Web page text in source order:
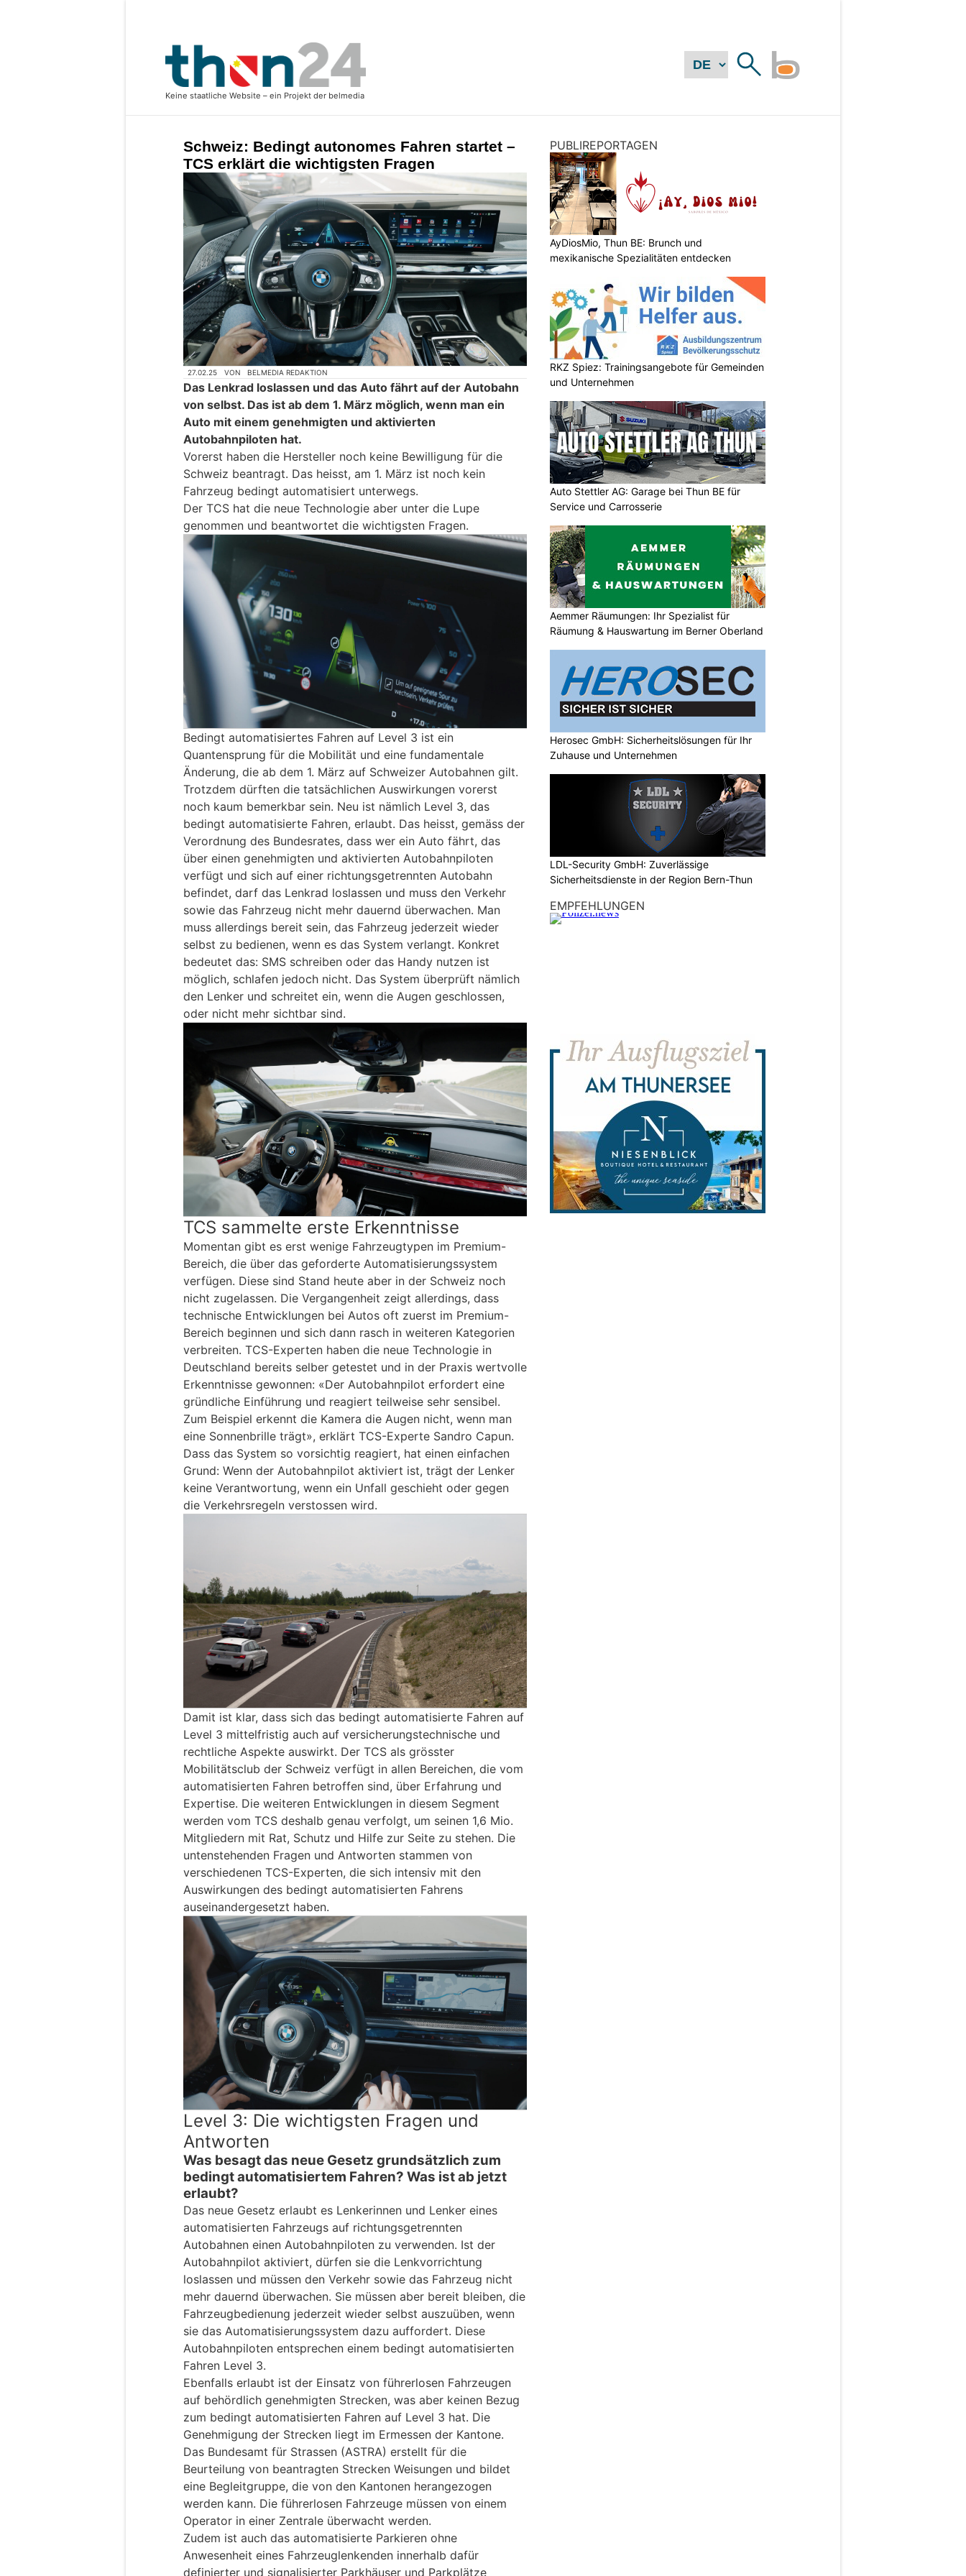
Schweiz: Bedingt autonomes Fahren startet –
TCS erklärt die wichtigsten Fragen
27.02.25 VON BELMEDIA REDAKTION
Das Lenkrad loslassen und das Auto fährt auf der Autobahn
von selbst. Das ist ab dem 1. März möglich, wenn man ein
Auto mit einem genehmigten und aktivierten
Autobahnpiloten hat.
Vorerst haben die Hersteller noch keine Bewilligung für die
Schweiz beantragt. Das heisst, am 1. März ist noch kein
Fahrzeug bedingt automatisiert unterwegs.
Der TCS hat die neue Technologie aber unter die Lupe
genommen und beantwortet die wichtigsten Fragen.
Bedingt automatisiertes Fahren auf Level 3 ist ein
Quantensprung für die Mobilität und eine fundamentale
Änderung, die ab dem 1. März auf Schweizer Autobahnen gilt.
Trotzdem dürften die tatsächlichen Auswirkungen vorerst
noch kaum bemerkbar sein. Neu ist nämlich Level 3, das
bedingt automatisierte Fahren, erlaubt. Das heisst, gemäss der
Verordnung des Bundesrates, dass wer ein Auto fährt, das
über einen genehmigten und aktivierten Autobahnpiloten
verfügt und sich auf einer richtungsgetrennten Autobahn
befindet, darf das Lenkrad loslassen und muss den Verkehr
sowie das Fahrzeug nicht mehr dauernd überwachen. Man
muss allerdings bereit sein, das Fahrzeug jederzeit wieder
selbst zu bedienen, wenn es das System verlangt. Konkret
bedeutet das: SMS schreiben oder das Handy nutzen ist
möglich, schlafen jedoch nicht. Das System überprüft nämlich
den Lenker und schreitet ein, wenn die Augen geschlossen,
oder nicht mehr sichtbar sind.
TCS sammelte erste Erkenntnisse
Momentan gibt es erst wenige Fahrzeugtypen im Premium-
Bereich, die über das geforderte Automatisierungssystem
verfügen. Diese sind Stand heute aber in der Schweiz noch
nicht zugelassen. Die Vergangenheit zeigt allerdings, dass
technische Entwicklungen bei Autos oft zuerst im Premium-
Bereich beginnen und sich dann rasch in weiteren Kategorien
verbreiten. TCS-Experten haben die neue Technologie in
Deutschland bereits selber getestet und in der Praxis wertvolle
Erkenntnisse gewonnen: «Der Autobahnpilot erfordert eine
gründliche Einführung und reagiert teilweise sehr sensibel.
Zum Beispiel erkennt die Kamera die Augen nicht, wenn man
eine Sonnenbrille trägt», erklärt TCS-Experte Sandro Capun.
Dass das System so vorsichtig reagiert, hat einen einfachen
Grund: Wenn der Autobahnpilot aktiviert ist, trägt der Lenker
keine Verantwortung, wenn ein Unfall geschieht oder gegen
die Verkehrsregeln verstossen wird.
Damit ist klar, dass sich das bedingt automatisierte Fahren auf
Level 3 mittelfristig auch auf versicherungstechnische und
rechtliche Aspekte auswirkt. Der TCS als grösster
Mobilitätsclub der Schweiz verfügt in allen Bereichen, die vom
automatisierten Fahren betroffen sind, über Erfahrung und
Expertise. Die weiteren Entwicklungen in diesem Segment
werden vom TCS deshalb genau verfolgt, um seinen 1,6 Mio.
Mitgliedern mit Rat, Schutz und Hilfe zur Seite zu stehen. Die
untenstehenden Fragen und Antworten stammen von
verschiedenen TCS-Experten, die sich intensiv mit den
Auswirkungen des bedingt automatisierten Fahrens
auseinandergesetzt haben.
Level 3: Die wichtigsten Fragen und
Antworten
Was besagt das neue Gesetz grundsätzlich zum
bedingt automatisiertem Fahren? Was ist ab jetzt
erlaubt?
Das neue Gesetz erlaubt es Lenkerinnen und Lenker eines
automatisierten Fahrzeugs auf richtungsgetrennten
Autobahnen einen Autobahnpiloten zu verwenden. Ist der
Autobahnpilot aktiviert, dürfen sie die Lenkvorrichtung
loslassen und müssen den Verkehr sowie das Fahrzeug nicht
mehr dauernd überwachen. Sie müssen aber bereit bleiben, die
Fahrzeugbedienung jederzeit wieder selbst auszuüben, wenn
sie das Automatisierungssystem dazu auffordert. Diese
Autobahnpiloten entsprechen einem bedingt automatisierten
Fahren Level 3.
Ebenfalls erlaubt ist der Einsatz von führerlosen Fahrzeugen
auf behördlich genehmigten Strecken, was aber keinen Bezug
zum bedingt automatisierten Fahren auf Level 3 hat. Die
Genehmigung der Strecken liegt im Ermessen der Kantone.
Das Bundesamt für Strassen (ASTRA) erstellt für die
Beurteilung von beantragten Strecken Weisungen und bildet
eine Begleitgruppe, die von den Kantonen herangezogen
werden kann. Die führerlosen Fahrzeuge müssen von einem
Operator in einer Zentrale überwacht werden.
Zudem ist auch das automatisierte Parkieren ohne
Anwesenheit eines Fahrzeuglenkenden innerhalb dafür
definierter und signalisierter Parkhäuser und Parkplätze
PUBLIREPORTAGEN
AyDiosMio, Thun BE: Brunch und
mexikanische Spezialitäten entdecken
RKZ Spiez: Trainingsangebote für Gemeinden
und Unternehmen
Auto Stettler AG: Garage bei Thun BE für
Service und Carrosserie
Aemmer Räumungen: Ihr Spezialist für
Räumung & Hauswartung im Berner Oberland
Herosec GmbH: Sicherheitslösungen für Ihr
Zuhause und Unternehmen
LDL-Security GmbH: Zuverlässige
Sicherheitsdienste in der Region Bern-Thun
EMPFEHLUNGEN